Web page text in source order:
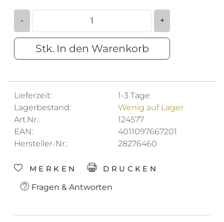
- +
Stk. In den Warenkorb
Lieferzeit:
1-3 Tage
Lagerbestand:
Wenig auf Lager
Art.Nr.:
124577
EAN:
4011097667201
Hersteller-Nr.:
28276460
MERKEN DRUCKEN
Fragen & Antworten